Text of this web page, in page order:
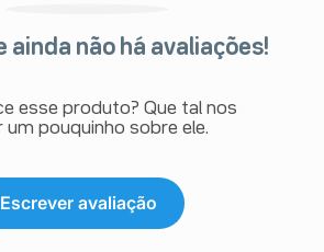
ainda não há avaliações!
esse produto? Que tal nos
um pouquinho sobre ele.
Escrever avaliação